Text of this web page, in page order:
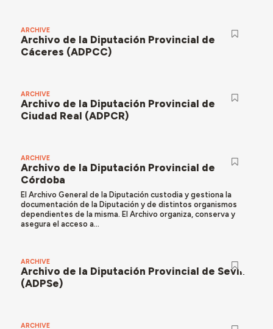
ARCHIVE
Archivo de la Diputación Provincial de
Cáceres (ADPCC)
ARCHIVE
Archivo de la Diputación Provincial de
Ciudad Real (ADPCR)
ARCHIVE
Archivo de la Diputación Provincial de
Córdoba
El Archivo General de la Diputación custodia y gestiona la
documentación de la Diputación y de distintos organismos
dependientes de la misma. El Archivo organiza, conserva y
asegura el acceso a...
ARCHIVE
Archivo de la Diputación Provincial de Sevilla
(ADPSe)
ARCHIVE